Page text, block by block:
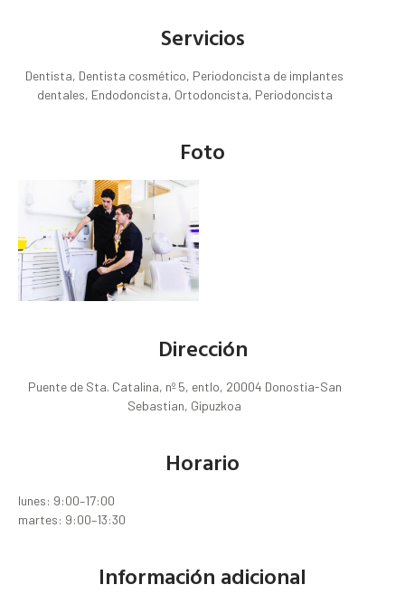
Servicios
Dentista, Dentista cosmético, Periodoncista de implantes
dentales, Endodoncista, Ortodoncista, Periodoncista
Foto
Dirección
Puente de Sta. Catalina, nº 5, entlo, 20004 Donostia-San
Sebastian, Gipuzkoa
Horario
lunes: 9:00–17:00
martes: 9:00–13:30
Información adicional